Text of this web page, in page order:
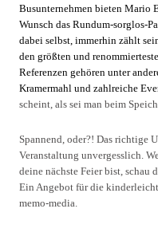
Busunternehmen bieten Mario
Wunsch das Rundum-sorglos-
dabei selbst, immerhin zählt
den größten und
Referenzen gehören unter
Kramermahl und zahlreiche
scheint, als sei man beim
Spannend, oder?! Das richtige
Veranstaltung unvergesslich.
deine nächste Feier bist, schau
Ein Angebot für die
memo-media.